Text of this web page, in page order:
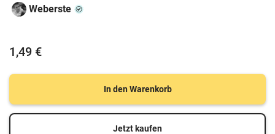
Weberste
1,49 €
In den Warenkorb
Jetzt kaufen